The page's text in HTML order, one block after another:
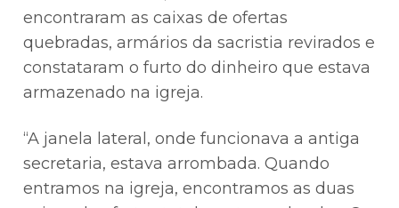
encontraram as caixas de ofertas
quebradas, armários da sacristia revirados e
constataram o furto do dinheiro que estava
armazenado na igreja.
“A janela lateral, onde funcionava a antiga
secretaria, estava arrombada. Quando
entramos na igreja, encontramos as duas